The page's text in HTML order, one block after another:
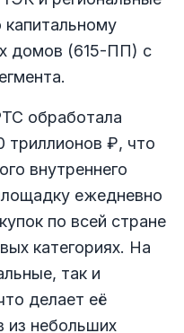
домов (615-ПП) с
обработала
триллионов ₽, что
внутреннего
ежедневно
по всей стране
категориях. На
так и
делает её
из небольших